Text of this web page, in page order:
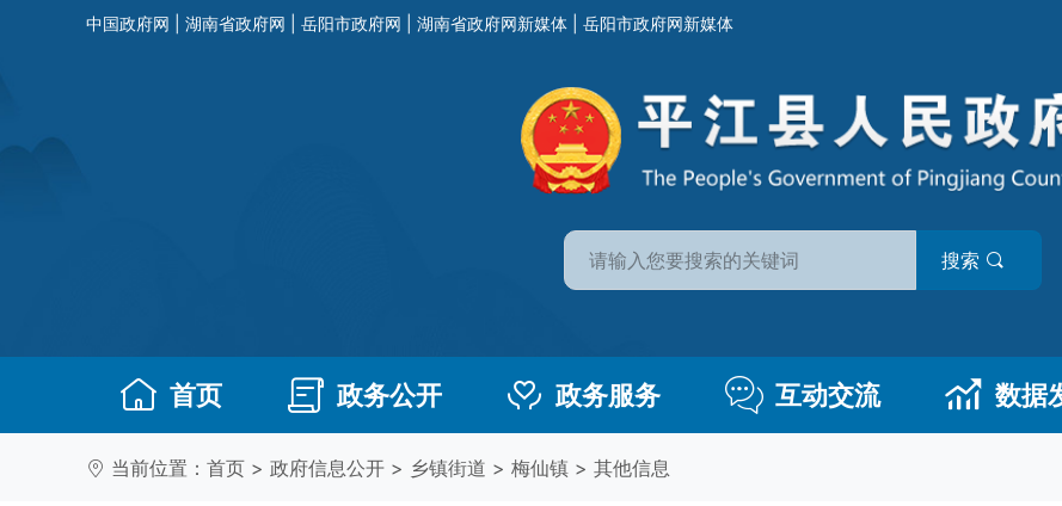
中国政府网 湖南省政府网 岳阳市政府网 湖南省政府网新媒体 岳阳市政府网新媒体
搜索
首页 政务公开 政务服务 互动交流 数据
当前位置： 首页 > 政府信息公开 > 乡镇街道 > 梅仙镇 > 其他信息